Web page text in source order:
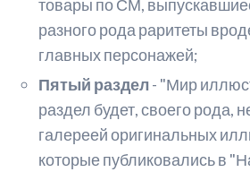
товары по СМ,
разного рода раритеты
главных персонажей;
Пятый раздел- "Мир
раздел будет, своего рода,
галереей оригинальных
которые публиковались в